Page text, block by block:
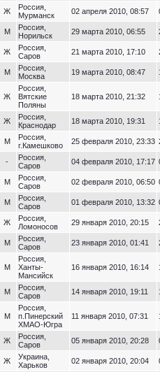
Ж
Россия,
Мурманск
02 апреля 2010, 08:57
М
Россия,
Норильск
29 марта 2010, 06:55
Ж
Россия,
Саров
21 марта 2010, 17:10
М
Россия,
Москва
19 марта 2010, 08:47
Ж
Россия,
Вятские
Поляны
18 марта 2010, 21:32
Ж
Россия,
Краснодар
18 марта 2010, 19:31
М
Россия,
г.Камешково
25 февраля 2010, 23:33
-
Россия,
Саров
04 февраля 2010, 17:17
М
Россия,
Саров
02 февраля 2010, 06:50
М
Россия,
Саров
01 февраля 2010, 13:32
Ж
Россия,
Ломоносов
29 января 2010, 20:15
М
Россия,
Саров
23 января 2010, 01:41
М
Россия,
Ханты-
Мансийск
16 января 2010, 16:14
М
Россия,
Саров
14 января 2010, 19:11
М
Россия,
п.Пинерский
ХМАО-Югра
11 января 2010, 07:31
Ж
Россия,
Саров
05 января 2010, 20:28
Ж
Украина,
Харьков
02 января 2010, 20:04